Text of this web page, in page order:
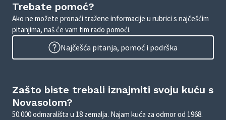
Trebate pomoć?
Ako ne možete pronaći tražene informacije u rubrici s najčešćim
pitanjima, naš će vam tim rado pomoći.
Najčešća pitanja, pomoć i podrška
Zašto biste trebali iznajmiti svoju kuću s
Novasolom?
50.000 odmarališta u 18 zemalja. Najam kuća za odmor od 1968.